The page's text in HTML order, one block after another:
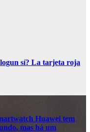
sí? La tarjeta roja
Huawei tem
mas há um